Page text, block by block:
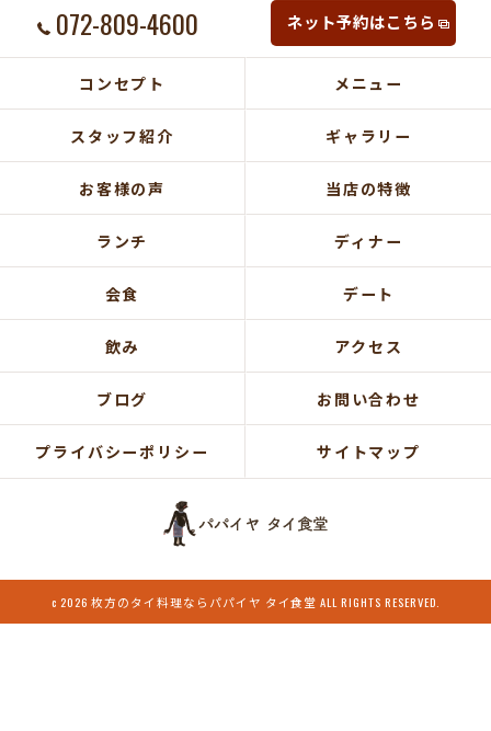
072-809-4600 ネット予約はこちら
コンセプト メニュー
スタッフ紹介 ギャラリー
お客様の声 当店の特徴
ランチ ディナー
会食 デート
飲み アクセス
ブログ お問い合わせ
プライバシーポリシー サイトマップ
c 2026 枚方のタイ料理ならパパイヤ タイ食堂 ALL RIGHTS RESERVED.